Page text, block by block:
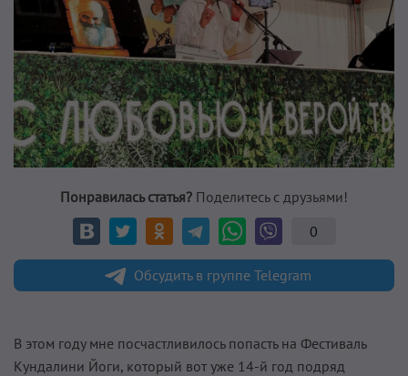
Понравилась статья? Поделитесь с друзьями!
0
Обсудить в группе Telegram
В этом году мне посчастливилось попасть на Фестиваль
Кундалини Йоги, который вот уже 14-й год подряд